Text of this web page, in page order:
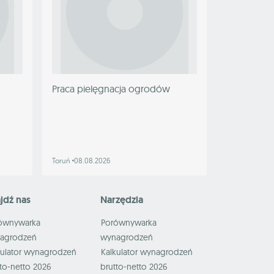
Praca pielęgnacja ogrodów
Toruń 08.08.2026
nas
wynagrodzeń
netto 2026
Narzędzia
Porównywarka
wynagrodzeń
Kalkulator wynagrodzeń
brutto-netto 2026